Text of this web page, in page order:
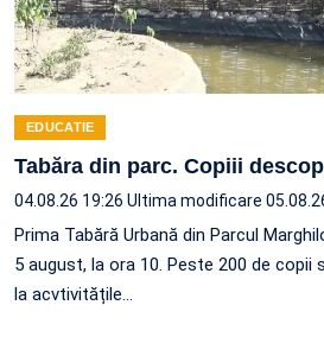
EDUCATIE
Tabăra din parc. Copiii
04.08.26 19:26 Ultima modificare
Prima Tabără Urbană din Parcul
5 august, la ora 10. Peste 200 de copii
la acvtivitățile…